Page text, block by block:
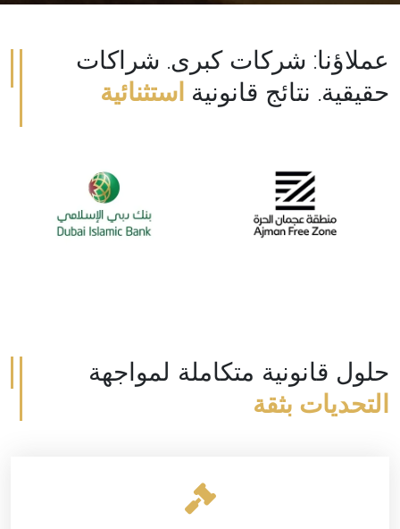
عملاؤنا: شركات كبرى. شراكات
حقيقية. نتائج قانونية استثنائية
حلول قانونية متكاملة لمواجهة
التحديات بثقة